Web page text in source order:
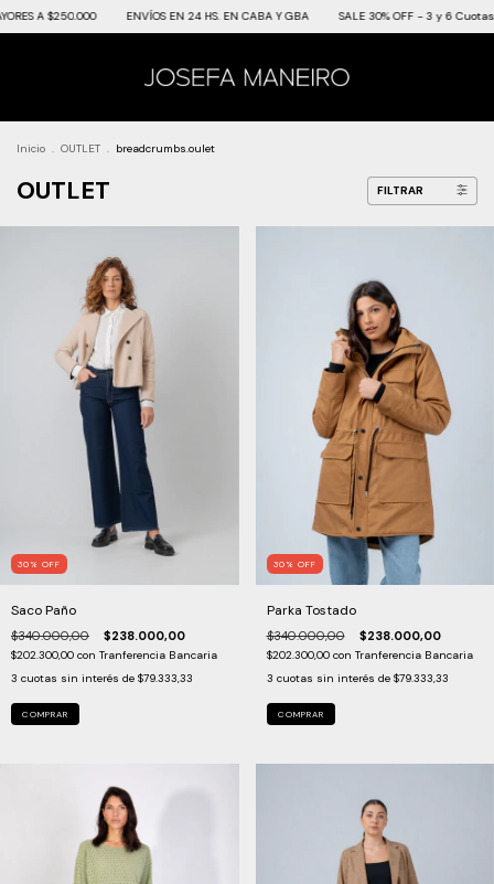
ENVÍOS EN 24 HS. EN CABA Y GBA SALE 30% OFF - 3 y 6 Cuotas SIN INTERES -
Inicio . OUTLET . breadcrumbs.oulet
OUTLET FILTRAR
30 % OFF
Saco Paño
$340.000,00 $238.000,00
$202.300,00 con Tranferencia Bancaria
3 cuotas sin interés de $79.333,33
COMPRAR
30 % OFF
Parka Tostado
$340.000,00 $238.000,00
$202.300,00 con Tranferencia Bancaria
3 cuotas sin interés de $79.333,33
COMPRAR